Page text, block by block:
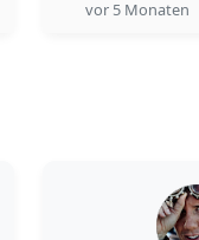
vor 5 Monaten